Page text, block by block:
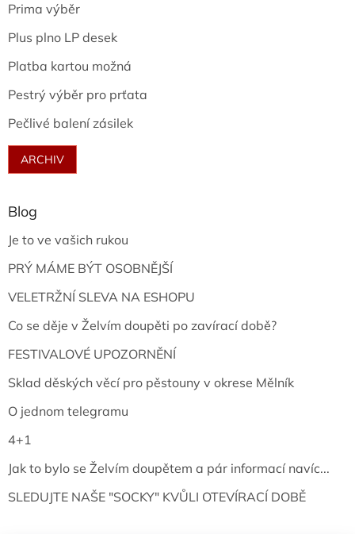
Prima výběr
Plus plno LP desek
Platba kartou možná
Pestrý výběr pro prťata
Pečlivé balení zásilek
ARCHIV
Blog
Je to ve vašich rukou
PRÝ MÁME BÝT OSOBNĚJŠÍ
VELETRŽNÍ SLEVA NA ESHOPU
Co se děje v Želvím doupěti po zavírací době?
FESTIVALOVÉ UPOZORNĚNÍ
Sklad děských věcí pro pěstouny v okrese Mělník
O jednom telegramu
4+1
Jak to bylo se Želvím doupětem a pár informací navíc...
SLEDUJTE NAŠE "SOCKY" KVŮLI OTEVÍRACÍ DOBĚ